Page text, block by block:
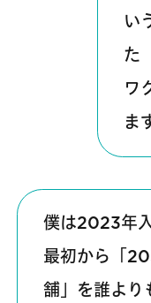
い
た
ワ
ま
僕は2023年
最初から「
舗」を誰より